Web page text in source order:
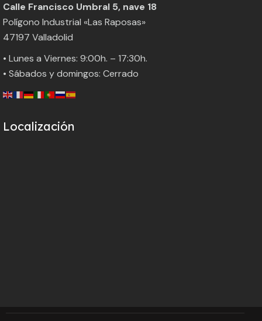
Calle Francisco Umbral 5, nave 18
Polígono Industrial «Las Raposas»
47197 Valladolid
• Lunes a Viernes: 9:00h. – 17:30h.
• Sábados y domingos: Cerrado
Localización